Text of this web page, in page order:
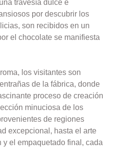
travesía dulce e
por descubrir los
son recibidos en un
el chocolate se manifiesta
los visitantes son
de la fábrica, donde
proceso de creación
minuciosa de los
de regiones
excepcional, hasta el arte
el empaquetado final, cada